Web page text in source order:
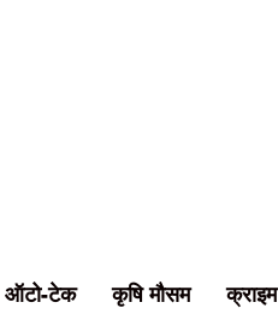
ऑटो-टेक कृषि मौसम क्राइम